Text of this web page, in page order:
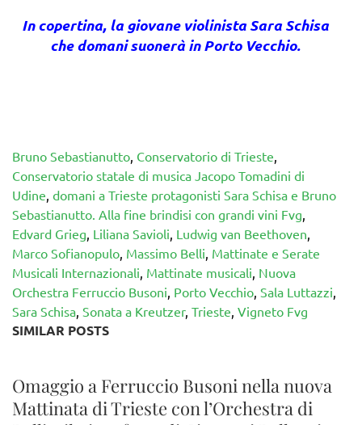
In copertina, la giovane violinista Sara Schisa
che domani suonerà in Porto Vecchio.
Bruno Sebastianutto, Conservatorio di Trieste,
Conservatorio statale di musica Jacopo Tomadini di
Udine, domani a Trieste protagonisti Sara Schisa e Bruno
Sebastianutto. Alla fine brindisi con grandi vini Fvg,
Edvard Grieg, Liliana Savioli, Ludwig van Beethoven,
Marco Sofianopulo, Massimo Belli, Mattinate e Serate
Musicali Internazionali, Mattinate musicali, Nuova
Orchestra Ferruccio Busoni, Porto Vecchio, Sala Luttazzi,
Sara Schisa, Sonata a Kreutzer, Trieste, Vigneto Fvg
SIMILAR POSTS
Omaggio a Ferruccio Busoni nella nuova
Mattinata di Trieste con l’Orchestra di